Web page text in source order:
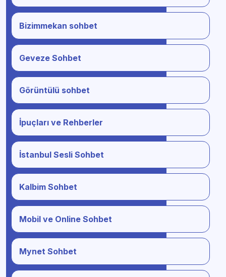
Bizimmekan sohbet
Geveze Sohbet
Görüntülü sohbet
İpuçları ve Rehberler
İstanbul Sesli Sohbet
Kalbim Sohbet
Mobil ve Online Sohbet
Mynet Sohbet